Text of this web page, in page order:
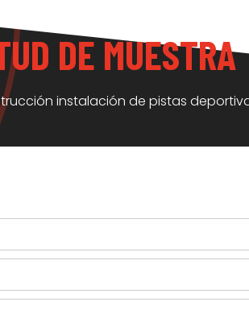
DE MUESTRA
instalación de pistas